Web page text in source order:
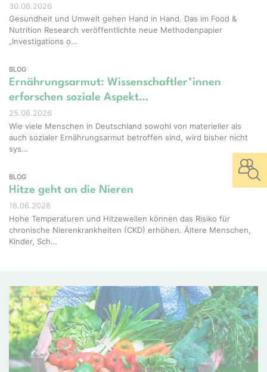
30.06.2026
Gesundheit und Umwelt gehen Hand in Hand. Das im Food &
Nutrition Research veröffentlichte neue Methodenpapier
„Investigations o…
BLOG
Ernährungsarmut: Wissenschaftler*innen
erforschen soziale Aspekt…
25.06.2026
Wie viele Menschen in Deutschland sowohl von materieller als
auch sozialer Ernährungsarmut betroffen sind, wird bisher nicht
sys…
BLOG
Hitze geht an die Nieren
18.06.2026
Hohe Temperaturen und Hitzewellen können das Risiko für
chronische Nierenkrankheiten (CKD) erhöhen. Ältere Menschen,
Kinder, Sch…